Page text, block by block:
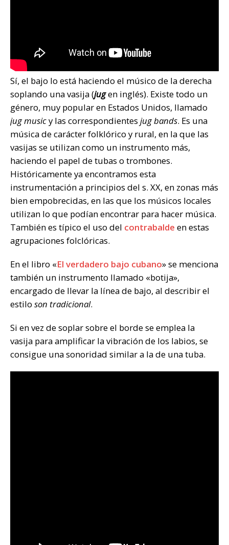
Sí, el bajo lo está haciendo el músico de la derecha
soplando una vasija (jugen inglés). Existe todo un
género, muy popular en Estados Unidos, llamado
jug musicy las correspondientes jug bands. Es una
música de carácter folklórico y rural, en la que las
vasijas se utilizan como un instrumento más,
haciendo el papel de tubas o trombones.
Históricamente ya encontramos esta
instrumentación a principios del s. XX, en zonas más
bien empobrecidas, en las que los músicos locales
utilizan lo que podían encontrar para hacer música.
También es típico el uso del contrabalde en estas
agrupaciones folclóricas.
En el libro «El verdadero bajo cubano» se menciona
también un instrumento llamado «botija»,
encargado de llevar la línea de bajo, al describir el
estilo son tradicional.
Si en vez de soplar sobre el borde se emplea la
vasija para amplificar la vibración de los labios, se
consigue una sonoridad similar a la de una tuba.